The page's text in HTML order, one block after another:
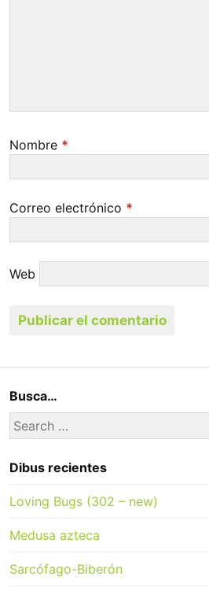
Nombre *
Correo electrónico *
Web
Busca…
Search
for:
Dibus recientes
Loving Bugs (302 – new)
Medusa azteca
Sarcófago-Biberón